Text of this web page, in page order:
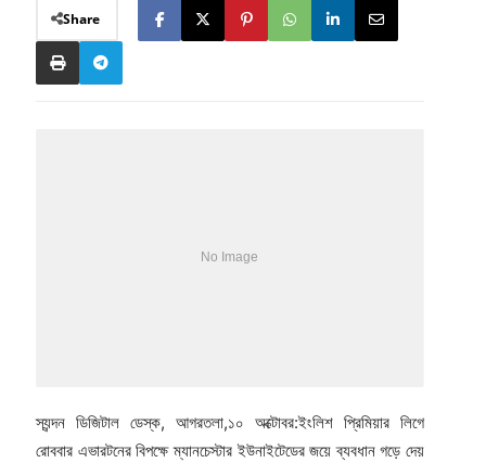
Share
স্যন্দন ডিজিটাল ডেস্ক, আগরতলা,১০ অক্টোবর:ইংলিশ প্রিমিয়ার লিগে
রোববার এভারটনের বিপক্ষে ম্যানচেস্টার ইউনাইটেডের জয়ে ব্যবধান গড়ে দেয়